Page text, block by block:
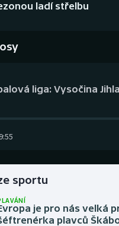
ladí střelbu
liga: Vysočina
sportu
je pro nás velká
plavců